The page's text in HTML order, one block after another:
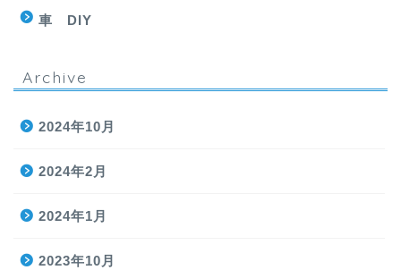
車 DIY
Archive
2024年10月
2024年2月
2024年1月
2023年10月